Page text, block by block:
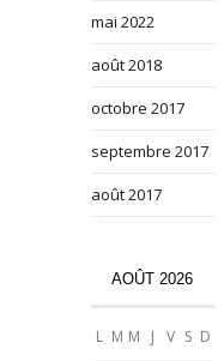
mai 2022
août 2018
octobre 2017
septembre 2017
août 2017
AOÛT 2026
L M M J V S D